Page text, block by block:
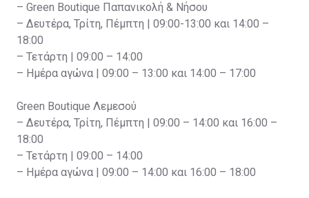
– Green Boutique Παπανικολή & Νήσου
– Δευτέρα, Τρίτη, Πέμπτη | 09:00-13:00 και 14:00 –
18:00
– Τετάρτη | 09:00 – 14:00
– Ημέρα αγώνα | 09:00 – 13:00 και 14:00 – 17:00
Green Boutique Λεμεσού
– Δευτέρα, Τρίτη, Πέμπτη | 09:00 – 14:00 και 16:00 –
18:00
– Τετάρτη | 09:00 – 14:00
– Ημέρα αγώνα | 09:00 – 14:00 και 16:00 – 18:00